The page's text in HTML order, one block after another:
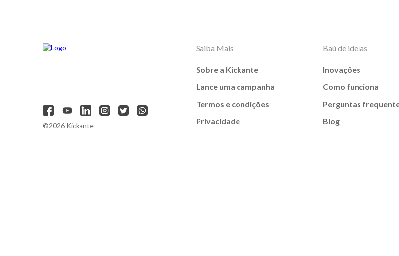
©2026 Kickante
Saiba Mais
Sobre a Kickante
Lance uma campanha
Termos e condições
Privacidade
Baú de ideias
Inovações
Como funciona
Perguntas
Blog